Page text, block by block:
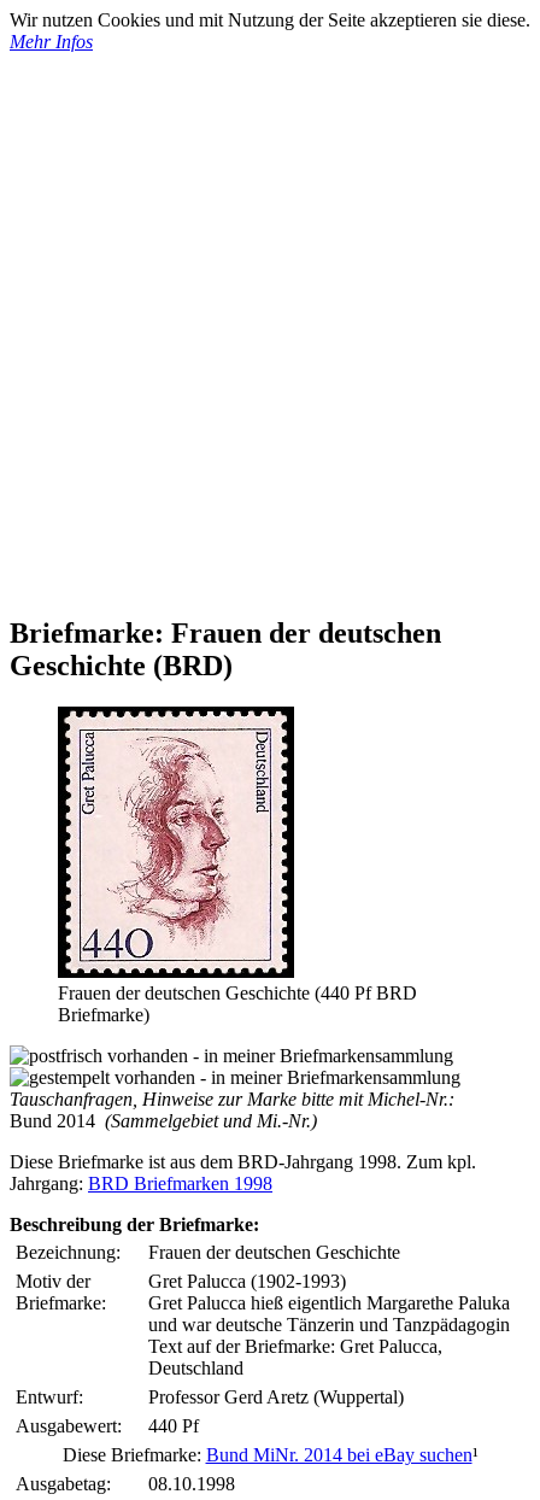
Wir nutzen Cookies und mit Nutzung der Seite akzeptieren sie diese.
Mehr Infos
Briefmarke: Frauen der deutschen
Geschichte (BRD)
Frauen der deutschen Geschichte (440 Pf BRD
Briefmarke)
Tauschanfragen, Hinweise zur Marke bitte mit Michel-Nr.:
Bund 2014 (Sammelgebiet und Mi.-Nr.)
Diese Briefmarke ist aus dem BRD-Jahrgang 1998. Zum kpl.
Jahrgang: BRD Briefmarken 1998
Beschreibung der Briefmarke:
Bezeichnung:
Frauen der deutschen Geschichte
Motiv der
Briefmarke:
Gret Palucca (1902-1993)
Gret Palucca hieß eigentlich Margarethe Paluka
und war deutsche Tänzerin und Tanzpädagogin
Text auf der Briefmarke: Gret Palucca,
Deutschland
Entwurf:
Professor Gerd Aretz (Wuppertal)
Ausgabewert:
440 Pf
Diese Briefmarke: Bund MiNr. 2014 bei eBay suchen¹
Ausgabetag:
08.10.1998